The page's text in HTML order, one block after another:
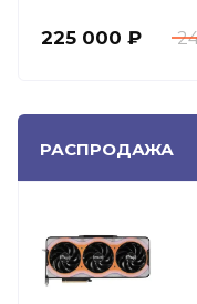
225 000 ₽
РАСПРОДАЖА